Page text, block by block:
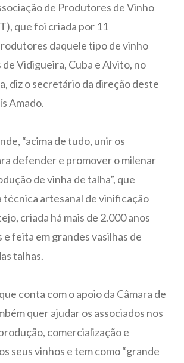
de Produtores de Vinho
que foi criada por 11
daquele tipo de vinho
Vidigueira, Cuba e Alvito, no
diz o secretário da direção deste
Amado.
“acima de tudo, unir os
defender e promover o milenar
de vinha de talha”, que
técnica artesanal de vinificação
criada há mais de 2.000 anos
e feita em grandes vasilhas de
talhas.
conta com o apoio da Câmara de
quer ajudar os associados nos
comercialização e
seus vinhos e tem como “grande